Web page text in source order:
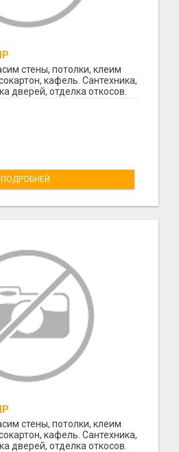
стены, потолки, клеим
кафель. Сантехника,
дверей, отделка откосов.
ПОДРОБНЕЙ
стены, потолки, клеим
кафель. Сантехника,
дверей, отделка откосов.